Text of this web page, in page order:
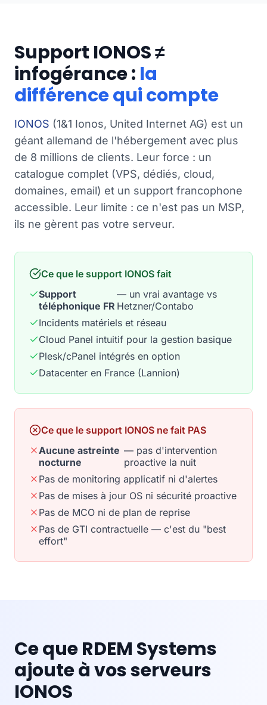
Support IONOS ≠
infogérance : la
différence qui compte
IONOS (1&1 Ionos, United Internet AG) est un
géant allemand de l'hébergement avec plus
de 8 millions de clients. Leur force : un
catalogue complet (VPS, dédiés, cloud,
domaines, email) et un support francophone
accessible. Leur limite : ce n'est pas un MSP,
ils ne gèrent pas votre serveur.
Ce que le support IONOS fait
Support
téléphonique FR
— un vrai avantage vs
Hetzner/Contabo
Incidents matériels et réseau
Cloud Panel intuitif pour la gestion basique
Plesk/cPanel intégrés en option
Datacenter en France (Lannion)
Ce que le support IONOS ne fait PAS
Aucune astreinte
nocturne
— pas d'intervention
proactive la nuit
Pas de monitoring applicatif ni d'alertes
Pas de mises à jour OS ni sécurité proactive
Pas de MCO ni de plan de reprise
Pas de GTI contractuelle — c'est du "best
effort"
Ce que RDEM Systems
ajoute à vos serveurs
IONOS